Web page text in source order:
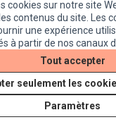
cookies sur notre site
contenus du site. Les
une expérience
à partir de nos canaux
Tout accepter
seulement les
Paramètres
de la place Job
officielle 0